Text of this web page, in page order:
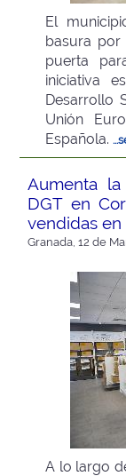
El
basura
puerta
iniciativa
Desarrollo
Unión
Española.
Aumenta
DGT en
vendidas en
Granada, 12 de
A lo largo